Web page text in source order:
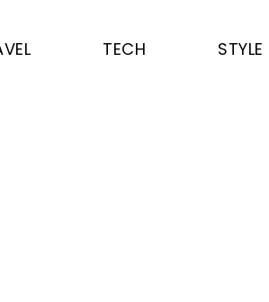
TECH STYLE